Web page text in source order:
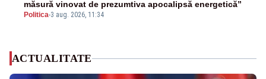
Politica-3 aug. 2026, 11:34
măsură vinovat de prezumtiva apocalipsă energetică”
ACTUALITATE